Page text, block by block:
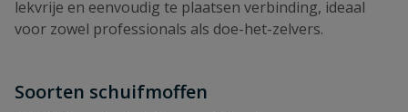
lekvrije en eenvoudig te plaatsen verbinding, ideaal
voor zowel professionals als doe-het-zelvers.
Soorten schuifmoffen